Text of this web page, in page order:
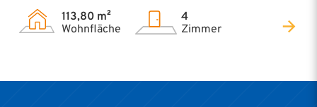
113,80 m²
Wohnfläche
4
Zimmer